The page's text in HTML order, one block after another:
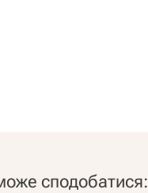
сподобатися: